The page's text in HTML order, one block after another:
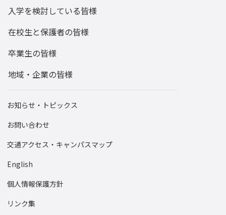
入学を検討している皆様
在校生と保護者の皆様
卒業生の皆様
地域・企業の皆様
お知らせ・トピックス
お問い合わせ
交通アクセス・キャンパスマップ
English
個人情報保護方針
リンク集